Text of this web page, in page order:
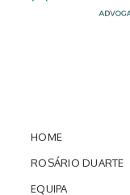
HOME
ROSÁRIO DUARTE
EQUIPA